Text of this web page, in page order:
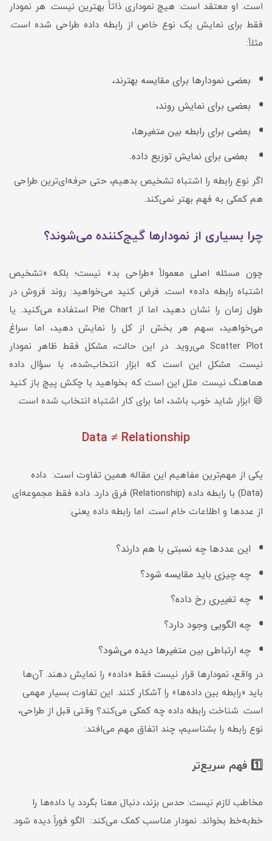
است. او معتقد است: هیچ نموداری ذاتاً بهترین نیست. هر نمودار
فقط برای نمایش یک نوع خاص از رابطه داده طراحی شده است.
مثلاً:
بعضی نمودارها برای مقایسه بهترند،
بعضی برای نمایش روند،
بعضی برای رابطه بین متغیرها،
بعضی برای نمایش توزیع داده.
اگر نوع رابطه را اشتباه تشخیص بدهیم، حتی حرفه‌ای‌ترین طراحی
هم کمکی به فهم بهتر نمی‌کند.
چرا بسیاری از نمودارها گیج‌کننده می‌شوند؟
چون مسئله اصلی معمولاً «طراحی بد» نیست؛ بلکه «تشخیص
اشتباه رابطه داده» است. فرض کنید می‌خواهید: روند فروش در
طول زمان را نشان دهید، اما از Pie Chart استفاده می‌کنید. یا
می‌خواهید، سهم هر بخش از کل را نمایش دهید، اما سراغ
Scatter Plot می‌روید. در این حالت، مشکل فقط ظاهر نمودار
نیست. مشکل این است که ابزار انتخاب‌شده، با سؤال داده
هماهنگ نیست. مثل این است که بخواهید با چکش پیچ باز کنید
😄 ابزار شاید خوب باشد، اما برای کار اشتباه انتخاب شده است.
Data ≠ Relationship
یکی از مهم‌ترین مفاهیم این مقاله همین تفاوت است: داده
(Data) با رابطه داده (Relationship) فرق دارد. داده فقط مجموعه‌ای
از عددها و اطلاعات خام است. اما رابطه داده یعنی:
این عددها چه نسبتی با هم دارند؟
چه چیزی باید مقایسه شود؟
چه تغییری رخ داده؟
چه الگویی وجود دارد؟
چه ارتباطی بین متغیرها دیده می‌شود؟
در واقع، نمودارها قرار نیست فقط «داده» را نمایش دهند. آن‌ها
باید «رابطه بین داده‌ها» را آشکار کنند. این تفاوت بسیار مهمی
است. شناخت رابطه داده چه کمکی می‌کند؟ وقتی قبل از طراحی،
نوع رابطه را بشناسیم، چند اتفاق مهم می‌افتد:
1️⃣ فهم سریع‌تر
مخاطب لازم نیست: حدس بزند، دنبال معنا بگردد یا داده‌ها را
خط‌به‌خط بخواند. نمودار مناسب کمک می‌کند: الگو فوراً دیده شود.